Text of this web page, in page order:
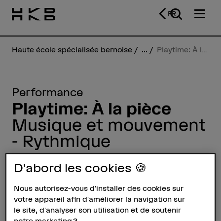
FR
Haute école spécialisée bernoise ...
Performance
Playtime: À la pièce
Musique et mouvement
- Rythmique
Des pièces solos issues de la filière
Musique et mouvement.
Le 23.01.2026, de 19h jusqu'à 21h –
Maison du Peuple, Rue d’Aarberg
D'abord les cookies 🍪
Nous autorisez-vous d'installer des cookies sur
votre appareil afin d'améliorer la navigation sur
le site, d'analyser son utilisation et de soutenir